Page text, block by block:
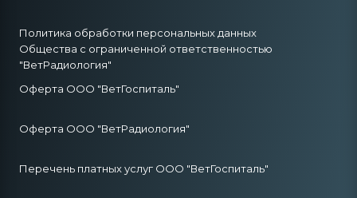
Политика обработки персональных данных
Общества с ограниченной ответственностью
"ВетРадиология"
Оферта ООО "ВетГоспиталь"
Оферта ООО "ВетРадиология"
Перечень платных услуг ООО "ВетГоспиталь"